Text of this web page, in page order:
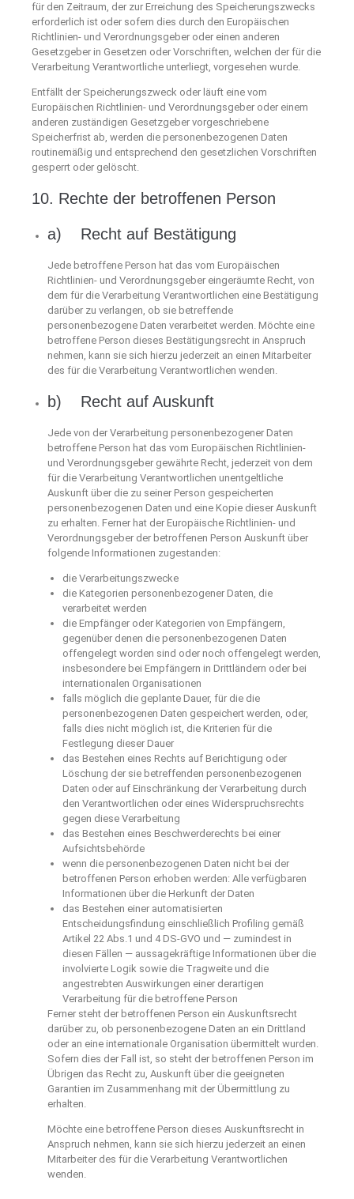
für den Zeitraum, der zur Erreichung des Speicherungszwecks
erforderlich ist oder sofern dies durch den Europäischen
Richtlinien- und Verordnungsgeber oder einen anderen
Gesetzgeber in Gesetzen oder Vorschriften, welchen der für die
Verarbeitung Verantwortliche unterliegt, vorgesehen wurde.
Entfällt der Speicherungszweck oder läuft eine vom
Europäischen Richtlinien- und Verordnungsgeber oder einem
anderen zuständigen Gesetzgeber vorgeschriebene
Speicherfrist ab, werden die personenbezogenen Daten
routinemäßig und entsprechend den gesetzlichen Vorschriften
gesperrt oder gelöscht.
10. Rechte der betroffenen Person
a) Recht auf Bestätigung
Jede betroffene Person hat das vom Europäischen
Richtlinien- und Verordnungsgeber eingeräumte Recht, von
dem für die Verarbeitung Verantwortlichen eine Bestätigung
darüber zu verlangen, ob sie betreffende
personenbezogene Daten verarbeitet werden. Möchte eine
betroffene Person dieses Bestätigungsrecht in Anspruch
nehmen, kann sie sich hierzu jederzeit an einen Mitarbeiter
des für die Verarbeitung Verantwortlichen wenden.
b) Recht auf Auskunft
Jede von der Verarbeitung personenbezogener Daten
betroffene Person hat das vom Europäischen Richtlinien-
und Verordnungsgeber gewährte Recht, jederzeit von dem
für die Verarbeitung Verantwortlichen unentgeltliche
Auskunft über die zu seiner Person gespeicherten
personenbezogenen Daten und eine Kopie dieser Auskunft
zu erhalten. Ferner hat der Europäische Richtlinien- und
Verordnungsgeber der betroffenen Person Auskunft über
folgende Informationen zugestanden:
die Verarbeitungszwecke
die Kategorien personenbezogener Daten, die
verarbeitet werden
die Empfänger oder Kategorien von Empfängern,
gegenüber denen die personenbezogenen Daten
offengelegt worden sind oder noch offengelegt werden,
insbesondere bei Empfängern in Drittländern oder bei
internationalen Organisationen
falls möglich die geplante Dauer, für die die
personenbezogenen Daten gespeichert werden, oder,
falls dies nicht möglich ist, die Kriterien für die
Festlegung dieser Dauer
das Bestehen eines Rechts auf Berichtigung oder
Löschung der sie betreffenden personenbezogenen
Daten oder auf Einschränkung der Verarbeitung durch
den Verantwortlichen oder eines Widerspruchsrechts
gegen diese Verarbeitung
das Bestehen eines Beschwerderechts bei einer
Aufsichtsbehörde
wenn die personenbezogenen Daten nicht bei der
betroffenen Person erhoben werden: Alle verfügbaren
Informationen über die Herkunft der Daten
das Bestehen einer automatisierten
Entscheidungsfindung einschließlich Profiling gemäß
Artikel 22 Abs.1 und 4 DS-GVO und — zumindest in
diesen Fällen — aussagekräftige Informationen über die
involvierte Logik sowie die Tragweite und die
angestrebten Auswirkungen einer derartigen
Verarbeitung für die betroffene Person
Ferner steht der betroffenen Person ein Auskunftsrecht
darüber zu, ob personenbezogene Daten an ein Drittland
oder an eine internationale Organisation übermittelt wurden.
Sofern dies der Fall ist, so steht der betroffenen Person im
Übrigen das Recht zu, Auskunft über die geeigneten
Garantien im Zusammenhang mit der Übermittlung zu
erhalten.
Möchte eine betroffene Person dieses Auskunftsrecht in
Anspruch nehmen, kann sie sich hierzu jederzeit an einen
Mitarbeiter des für die Verarbeitung Verantwortlichen
wenden.